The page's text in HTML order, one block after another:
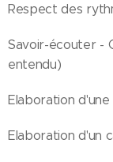
Respect des
Savoir-écouter -
entendu)
Elaboration
Elaboration d'un